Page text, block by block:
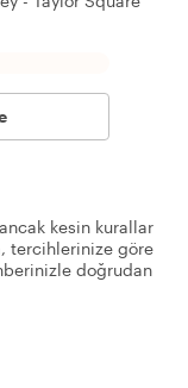
kesin kurallar
tercihlerinize göre
doğrudan